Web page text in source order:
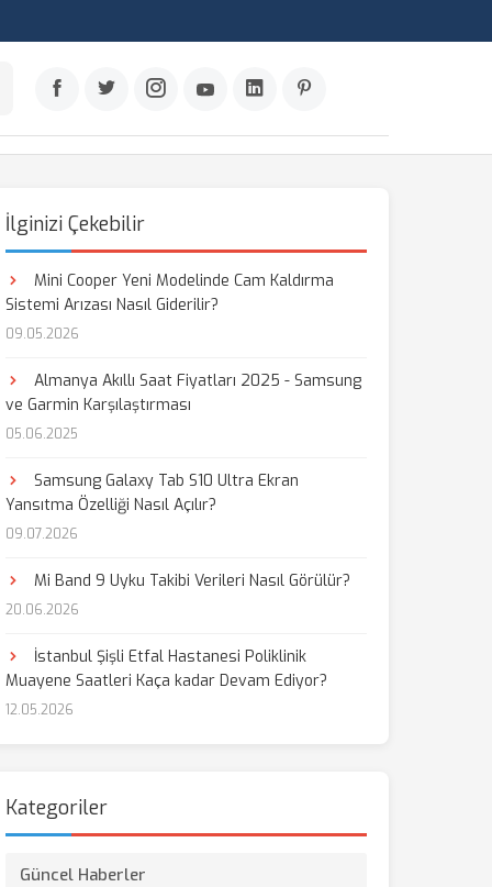
İlginizi Çekebilir
Mini Cooper Yeni Modelinde Cam Kaldırma
Sistemi Arızası Nasıl Giderilir?
09.05.2026
Almanya Akıllı Saat Fiyatları 2025 - Samsung
ve Garmin Karşılaştırması
05.06.2025
Samsung Galaxy Tab S10 Ultra Ekran
Yansıtma Özelliği Nasıl Açılır?
09.07.2026
Mi Band 9 Uyku Takibi Verileri Nasıl Görülür?
20.06.2026
İstanbul Şişli Etfal Hastanesi Poliklinik
Muayene Saatleri Kaça kadar Devam Ediyor?
12.05.2026
Kategoriler
Güncel Haberler